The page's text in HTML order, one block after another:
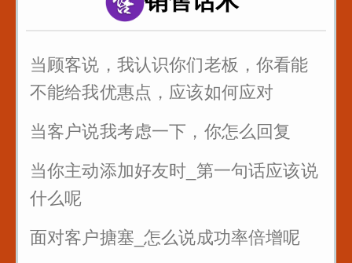
职场处处都是坑_要学会听弦外之音_
公司年会如何发言_为你们准备好了
当顾客说，我认识你们老板，你看能
不能给我优惠点，应该如何应对
当客户说我考虑一下，你怎么回复
当你主动添加好友时_第一句话应该说
什么呢
面对客户搪塞_怎么说成功率倍增呢